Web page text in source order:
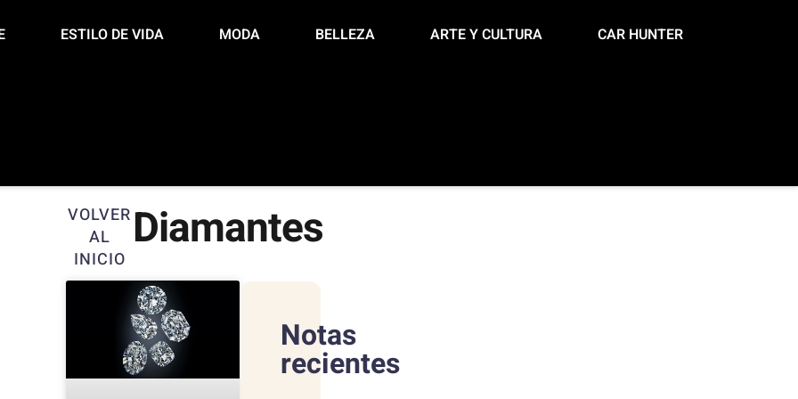
ESTILO DE VIDA MODA BELLEZA ARTE Y CULTURA CAR HUNTER
VOLVER
AL
INICIO
Diamantes
Notas
recientes